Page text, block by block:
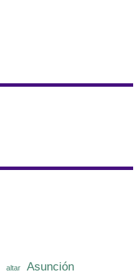
altar Asunción